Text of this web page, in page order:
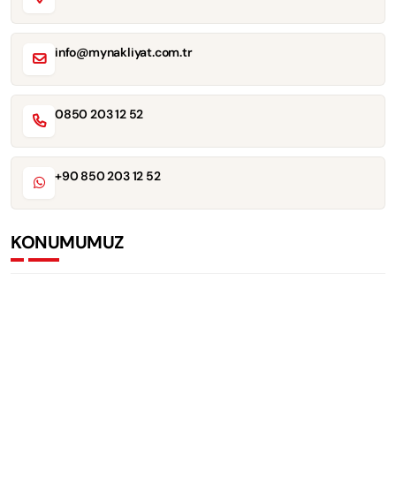
info@mynakliyat.com.tr
0850 203 12 52
+90 850 203 12 52
KONUMUMUZ